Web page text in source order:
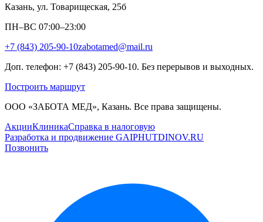
Казань, ул. Товарищеская, 25б
ПН–ВС 07:00–23:00
+7 (843) 205-90-10zabotamed@mail.ru
Доп. телефон: +7 (843) 205-90-10. Без перерывов и выходных.
Построить маршрут
ООО «ЗАБОТА МЕД», Казань. Все права защищены.
АкцииКлиникаСправка в налоговую
Разработка и продвижение GAIPHUTDINOV.RU
Позвонить